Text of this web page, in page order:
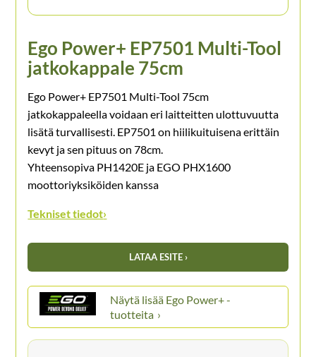
Ego Power+ EP7501 Multi-Tool
jatkokappale 75cm
Ego Power+ EP7501 Multi-Tool 75cm
jatkokappaleella voidaan eri laitteitten ulottuvuutta
lisätä turvallisesti. EP7501 on hiilikuituisena erittäin
kevyt ja sen pituus on 78cm.
Yhteensopiva PH1420E ja EGO PHX1600
moottoriyksiköiden kanssa
Tekniset tiedot›
LATAA ESITE ›
Ego Power+ -
tuotteita